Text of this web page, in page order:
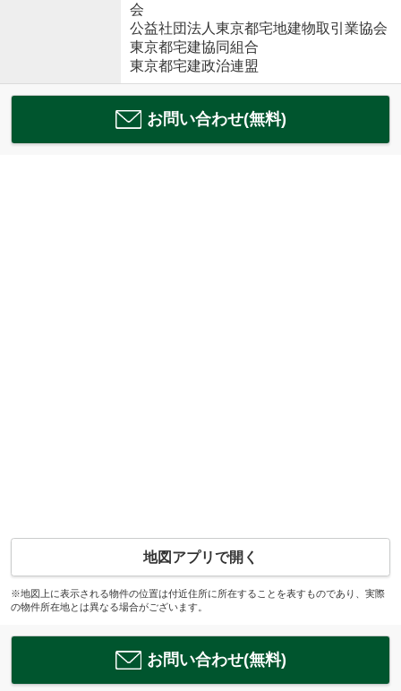
会
公益社団法人東京都宅地建物取引業協会
東京都宅建協同組合
東京都宅建政治連盟
お問い合わせ(無料)
地図アプリで開く
※地図上に表示される物件の位置は付近住所に所在することを表すものであり、実際
の物件所在地とは異なる場合がございます。
お問い合わせ(無料)